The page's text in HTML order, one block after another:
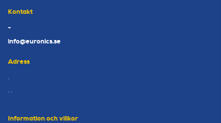
Kontakt
-
info@euronics.se
Adress
.
. .
Information och villkor